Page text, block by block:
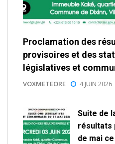
Proclamation des
provisoires et des
législatives et
VOXMETEORE 4 JUIN 2026
Suite de
résultats
de mai